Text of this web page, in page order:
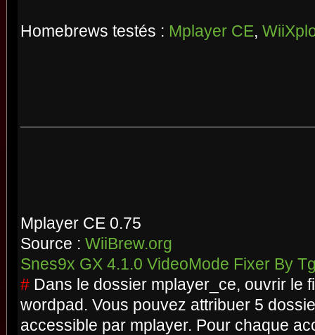
Homebrews testés : Mplayer CE,
Mplayer CE 0.75
Source : WiiBrew.org
Snes9x GX 4.1.0 VideoMode Fixer By
# Dans le dossier mplayer_ce, ouvrir le
wordpad. Vous pouvez attribuer 5
accessible par mplayer. Pour chaque